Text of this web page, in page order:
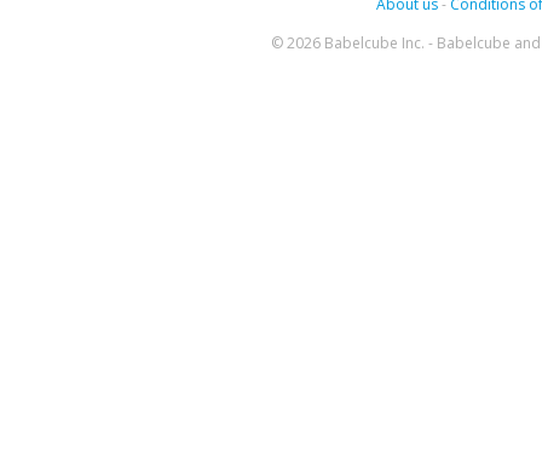
About us- Conditions
© 2026 Babelcube Inc. - Babelcube